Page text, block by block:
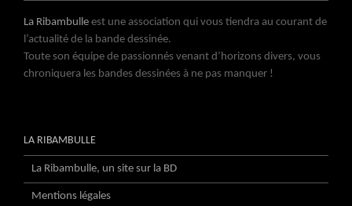
La Ribambulle est une association qui vous tiendra au courant de
l’actualité de la bande dessinée.
Toute son équipe de passionnés venant d’horizons divers, vous
chroniquera les bandes dessinées à ne pas manquer !
LA RIBAMBULLE
La Ribambulle, un site sur la BD
Mentions légales